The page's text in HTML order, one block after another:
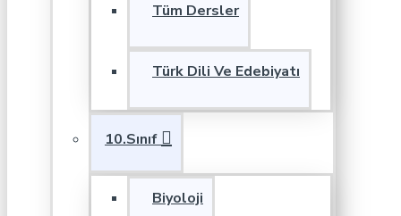
Tüm Dersler
Türk Dili Ve Edebiyatı
10.Sınıf
Biyoloji